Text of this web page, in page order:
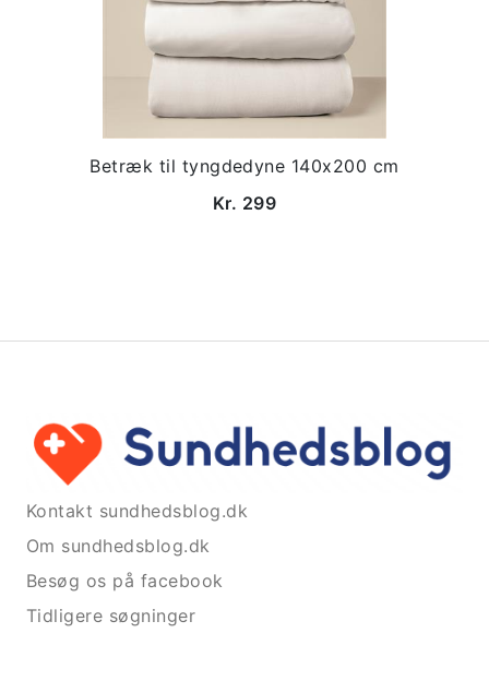
Betræk til tyngdedyne 140x200 cm
Kr. 299
Kontakt sundhedsblog.dk
Om sundhedsblog.dk
Besøg os på facebook
Tidligere søgninger